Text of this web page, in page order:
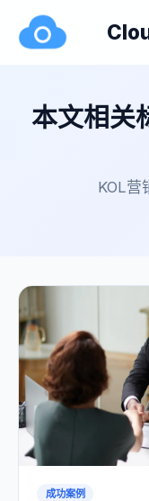
本文相关
KOL营
成功案例